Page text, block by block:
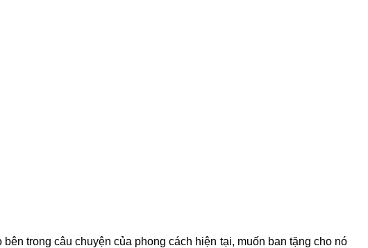
trong câu chuyện của phong cách hiện tại, muốn ban tặng cho nó